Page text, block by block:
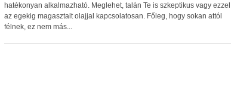
hatékonyan alkalmazható. Meglehet, talán Te is szkeptikus vagy ezzel
az egekig magasztalt olajjal kapcsolatosan. Főleg, hogy sokan attól
félnek, ez nem más...